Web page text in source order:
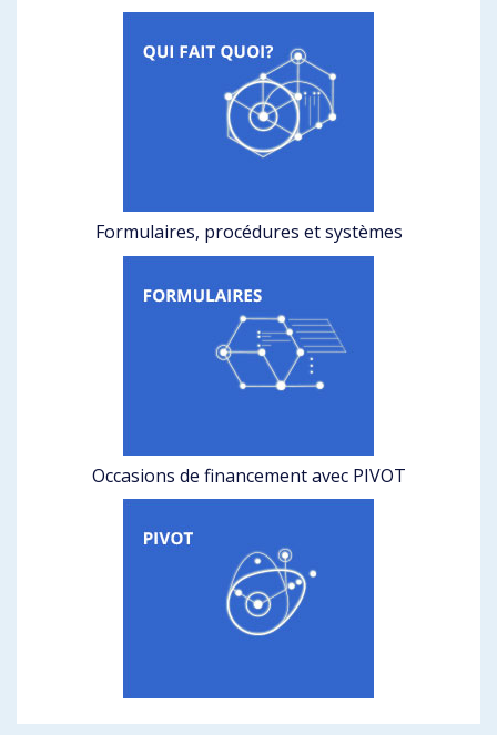
Formulaires, procédures et systèmes
Occasions de financement avec PIVOT